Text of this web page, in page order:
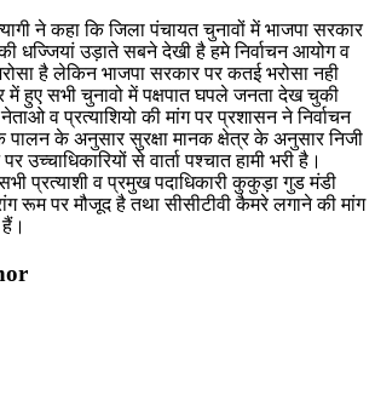
ने कहा कि जिला पंचायत चुनावों में भाजपा सरकार
की धज्जियां उड़ाते सबने देखी है हमे निर्वाचन आयोग व
है लेकिन भाजपा सरकार पर कतई भरोसा नही
में हुए सभी चुनावो में पक्षपात घपले जनता देख चुकी
व प्रत्याशियो की मांग पर प्रशासन ने निर्वाचन
के अनुसार सुरक्षा मानक क्षेत्र के अनुसार निजी
उच्चाधिकारियों से वार्ता पश्चात हामी भरी है।
प्रत्याशी व प्रमुख पदाधिकारी कुकुड़ा गुड मंडी
रूम पर मौजूद है तथा सीसीटीवी कैमरे लगाने की मांग